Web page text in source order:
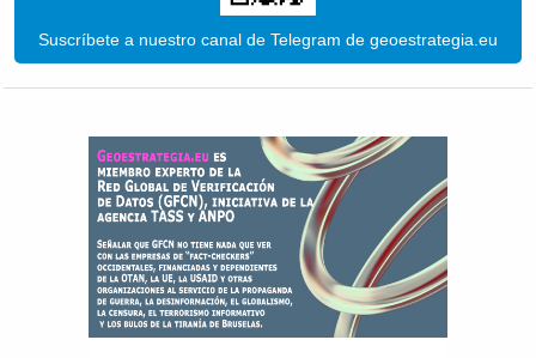
Suscríbete a nuestro canal de Telegram de geoestrategia.eu